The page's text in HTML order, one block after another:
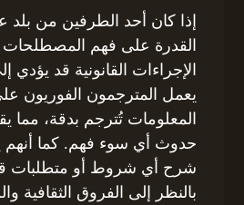
إذا كان أحد الطرفين من
القدرة على فهم المصطلحات
الإجراءات القانونية قد يؤدي
يعمل المترجمون الفوريون
المعلومات تُترجم بدقة،
حدوث أي سوء فهم. كما
شرح أي شروط أو متطلبات
بالنظر إلى الفروق الثقافية